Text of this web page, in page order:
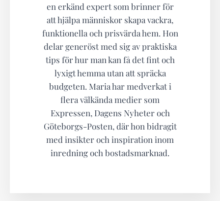
en erkänd expert som brinner för
att hjälpa människor skapa vackra,
funktionella och prisvärda hem. Hon
delar generöst med sig av praktiska
tips för hur man kan få det fint och
lyxigt hemma utan att spräcka
budgeten. Maria har medverkat i
flera välkända medier som
Expressen, Dagens Nyheter och
Göteborgs-Posten, där hon bidragit
med insikter och inspiration inom
inredning och bostadsmarknad.